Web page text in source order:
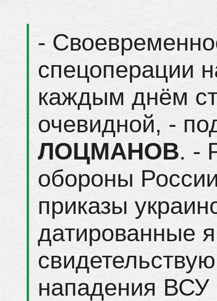
-
спецоперации
каждым днём
очевидной, -
ЛОЦМАНОВ. -
обороны
приказы
датированные
нападения